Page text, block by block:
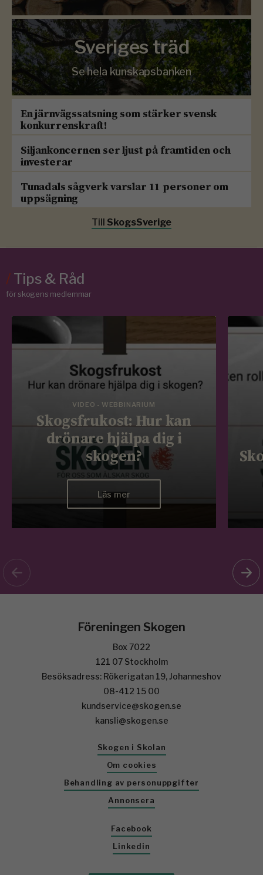
Sveriges träd
Se hela kunskapsbanken
En järnvägssatsning som stärker svensk
konkurrenskraft!
Siljankoncernen ser ljust på framtiden och
investerar
Tunadals sågverk varslar 11 personer om
uppsägning
Till SkogsSverige
/Tips & Råd
för skogens medlemmar
VIDEO - WEBBINARIUM
Skogsfrukost: Hur kan
drönare hjälpa dig i
skogen?
Läs mer
Föreningen Skogen
Box 7022
121 07 Stockholm
Besöksadress: Rökerigatan 19, Johanneshov
08-412 15 00
kundservice@skogen.se
kansli@skogen.se
Skogen i Skolan
Om cookies
Behandling av personuppgifter
Annonsera
Facebook
Linkedin